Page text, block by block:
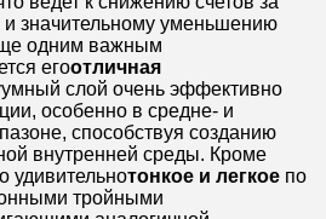
и значительному уменьшению
одним важным
егоотличная
слой очень эффективно
особенно в средне- и
способствуя созданию
внутренней среды. Кроме
удивительнотонкое и легкое ​ по
тройными